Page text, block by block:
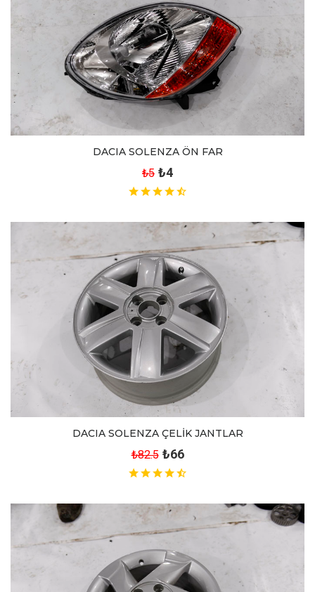
DACIA SOLENZA ÖN FAR
₺5 ₺4
DACIA SOLENZA ÇELİK JANTLAR
₺82.5 ₺66